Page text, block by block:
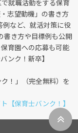
就職活動をする保育
志望動機」の書き方
例など、就活対策に役
書き方や目標例も公開
育園への応募も可能
ンク！新卒】
！」（完全無料）を
【保育士バンク！】